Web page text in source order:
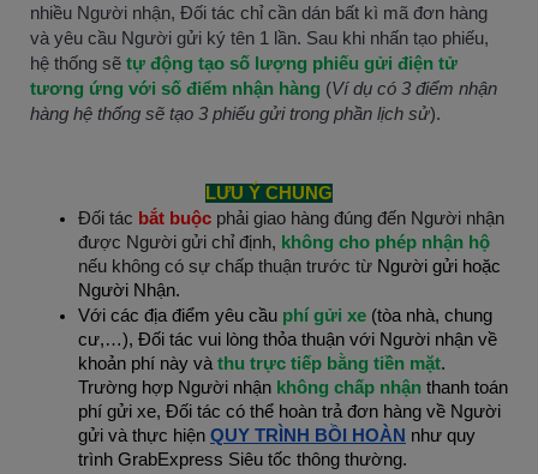
nhiều Người nhận, Đối tác chỉ cần dán bất kì mã đơn hàng
và yêu cầu Người gửi ký tên 1 lần. Sau khi nhấn tạo phiếu,
hệ thống sẽ tự động tạo số lượng phiếu gửi điện tử
tương ứng với số điểm nhận hàng (Ví dụ có 3 điểm nhận
hàng hệ thống sẽ tạo 3 phiếu gửi trong phần lịch sử).
LƯU Ý CHUNG
Đối tác bắt buộc phải giao hàng đúng đến Người nhận
được Người gửi chỉ định, không cho phép nhận hộ
nếu không có sự chấp thuận trước từ Người gửi hoặc
Người Nhận.
Với các địa điểm yêu cầu phí gửi xe (tòa nhà, chung
cư,…), Đối tác vui lòng thỏa thuận với Người nhận về
khoản phí này và thu trực tiếp bằng tiền mặt.
Trường hợp Người nhận không chấp nhận thanh toán
phí gửi xe, Đối tác có thể hoàn trả đơn hàng về Người
gửi và thực hiện QUY TRÌNH BỒI HOÀN như quy
trình GrabExpress Siêu tốc thông thường.